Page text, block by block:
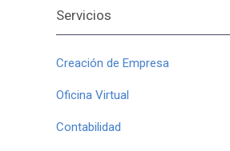
Servicios
Creación de Empresa
Oficina Virtual
Contabilidad